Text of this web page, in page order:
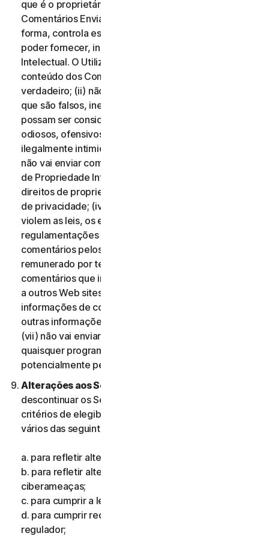
que é o proprietário de todos os direitos desses
Comentários Enviados, ou que, de qualquer outra
forma, controla esses direitos, necessários para os
poder fornecer, incluindo Direitos de Propriedade
Intelectual. O Utilizador aceita que: (i) todo o
conteúdo dos Comentários Enviados deve ser
verdadeiro; (ii) não vai enviar comentários que saiba
que são falsos, inexatos ou enganosos e/ou que
possam ser considerados difamatórios, injuriosos,
odiosos, ofensivos, ilegalmente ameaçadores ou
ilegalmente intimidantes para qualquer pessoa; (iii)
não vai enviar comentários que infrinjam os Direitos
de Propriedade Intelectual de terceiros ou outros
direitos de propriedade ou direitos de divulgação ou
de privacidade; (iv) não vai enviar comentários que
violem as leis, os estatutos, os decretos ou as
regulamentações aplicáveis; (v) não vai enviar
comentários pelos quais tenha sido compensado ou
remunerado por terceiros; (vi) não vai enviar
comentários que incluam informações que se refiram
a outros Web sites, endereços, endereços de e-mail,
informações de contacto, números de telefone ou
outras informações pessoais de qualquer pessoa; e
(vii) não vai enviar comentários que contenham
quaisquer programas ou ficheiros informáticos
potencialmente perigosos.
Alterações aos Serviços.
descontinuar os Serviços ou introduzir ou mudar os
critérios de elegibilidade para os Serviços, por um ou
vários das seguintes motivos:
a. para refletir alterações na tecnologia;
b. para refletir alterações na natureza das
ciberameaças;
c. para cumprir a lei e refletir alterações na lei;
d. para cumprir requisitos impostos por um organismo
regulador;